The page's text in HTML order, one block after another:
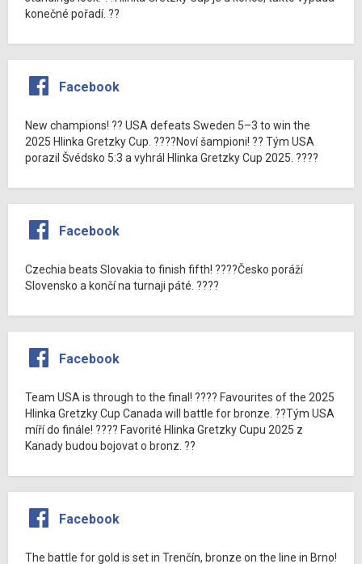
konečné pořadí. ??
Facebook
New champions! ?? USA defeats Sweden 5–3 to win the
2025 Hlinka Gretzky Cup. ????Noví šampioni! ?? Tým USA
porazil Švédsko 5:3 a vyhrál Hlinka Gretzky Cup 2025. ????
Facebook
Czechia beats Slovakia to finish fifth! ????Česko poráží
Slovensko a končí na turnaji páté. ????
Facebook
Team USA is through to the final! ???? Favourites of the 2025
Hlinka Gretzky Cup Canada will battle for bronze. ??Tým USA
míří do finále! ???? Favorité Hlinka Gretzky Cupu 2025 z
Kanady budou bojovat o bronz. ??
Facebook
The battle for gold is set in Trenčín, bronze on the line in Brno!